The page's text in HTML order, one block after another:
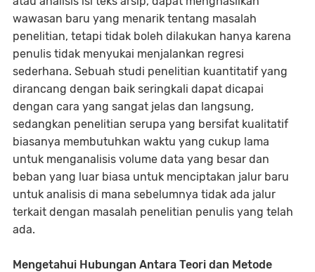
wawasan baru yang menarik tentang masalah
penelitian, tetapi tidak boleh dilakukan hanya karena
penulis tidak menyukai menjalankan regresi
sederhana. Sebuah studi penelitian kuantitatif yang
dirancang dengan baik seringkali dapat dicapai
dengan cara yang sangat jelas dan langsung,
sedangkan penelitian serupa yang bersifat kualitatif
biasanya membutuhkan waktu yang cukup lama
untuk menganalisis volume data yang besar dan
beban yang luar biasa untuk menciptakan jalur baru
untuk analisis di mana sebelumnya tidak ada jalur
terkait dengan masalah penelitian penulis yang telah
ada.
Mengetahui Hubungan Antara Teori dan Metode